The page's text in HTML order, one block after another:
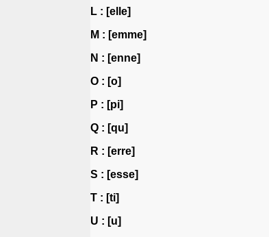
L : [elle]
M : [emme]
N : [enne]
O : [o]
P : [pi]
Q : [qu]
R : [erre]
S : [esse]
T : [ti]
U : [u]